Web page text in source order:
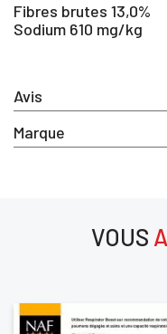
Avis
Marque
Fibres brutes 13,0%
Sodium 610 mg/kg
VOUS